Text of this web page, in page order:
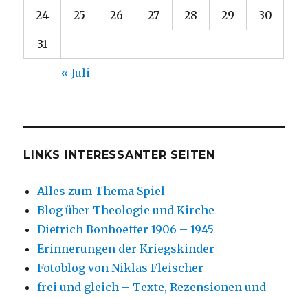
24 25 26 27 28 29 30
31
« Juli
LINKS INTERESSANTER SEITEN
Alles zum Thema Spiel
Blog über Theologie und Kirche
Dietrich Bonhoeffer 1906 – 1945
Erinnerungen der Kriegskinder
Fotoblog von Niklas Fleischer
frei und gleich – Texte, Rezensionen und